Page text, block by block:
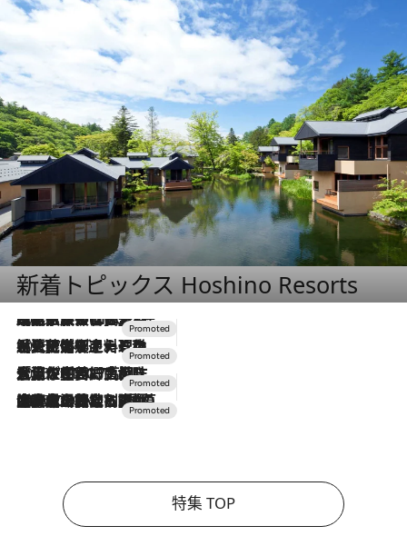
新着トピックス Hoshino Resorts
2026.7.31
【ホテル帰省】という選択肢をOMOが提案。家族とほどよい距離を保つには「昼は実家、夜は気兼ねなくホテルで！」
2026.7.24
【夏限定ディナーコース】旬を迎える稚鮎や花ズッキーニなどをイタリア・トスカーナの郷土料理の手法で満喫！
2026.7.17
「土佐和ハーブかき氷」がOMO7高知に登場！生姜、山椒、大葉など目にも舌にも涼を呼ぶ郷土の味
2026.7.10
NEW OPEN！【界 草津】名湯の地に誕生。趣の異なる2種の温泉と上州ならではの会席・蕎麦割烹など美食を味わう究極の癒やし旅
特集 TOP